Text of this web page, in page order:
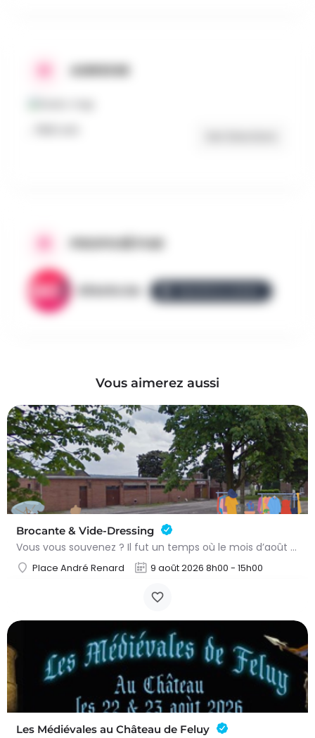
ADRESSE
PROPOSÉ PAR
Vous aimerez aussi
Brocante & Vide-Dressing
Vous vous souvenez ? Il fut un temps où le mois d’août au Viamont rimait avec festivités, convivialité et…
Place André Renard 9 août 2026 8h00 - 15h00
Les Médiévales au Château de Feluy